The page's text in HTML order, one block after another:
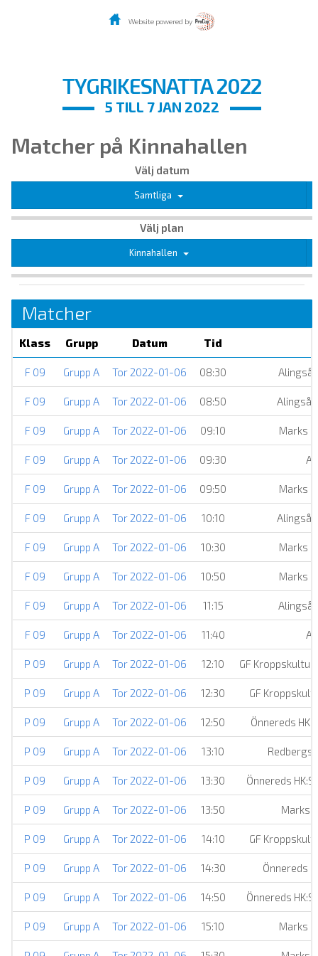
Website powered by
TYGRIKESNATTA 2022
5 TILL 7 JAN 2022
Matcher på Kinnahallen
Välj datum
Samtliga
Välj plan
Kinnahallen
Matcher
Klass Grupp Datum Tid
F 09 Grupp A Tor 2022-01-06 08:30
F 09 Grupp A Tor 2022-01-06 08:50
F 09 Grupp A Tor 2022-01-06 09:10 Marks
F 09 Grupp A Tor 2022-01-06 09:30
F 09 Grupp A Tor 2022-01-06 09:50 Marks
F 09 Grupp A Tor 2022-01-06 10:10
F 09 Grupp A Tor 2022-01-06 10:30 Marks
F 09 Grupp A Tor 2022-01-06 10:50 Marks
F 09 Grupp A Tor 2022-01-06 11:15
F 09 Grupp A Tor 2022-01-06 11:40
P 09 Grupp A Tor 2022-01-06 12:10 GF
P 09 Grupp A Tor 2022-01-06 12:30 GF
P 09 Grupp A Tor 2022-01-06 12:50 Önnereds
P 09 Grupp A Tor 2022-01-06 13:10
P 09 Grupp A Tor 2022-01-06 13:30 Önnereds
P 09 Grupp A Tor 2022-01-06 13:50 Marks
P 09 Grupp A Tor 2022-01-06 14:10 GF
P 09 Grupp A Tor 2022-01-06 14:30 Önnereds
P 09 Grupp A Tor 2022-01-06 14:50 Önnereds
P 09 Grupp A Tor 2022-01-06 15:10 Marks